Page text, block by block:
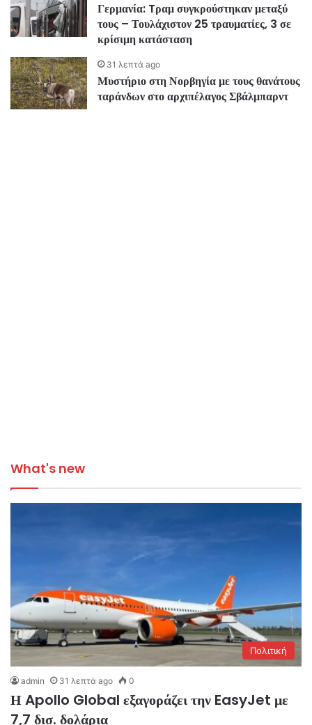
Γερμανία: Tραμ συγκρούστηκαν μεταξύ
τους – Τουλάχιστον 25 τραυματίες, 3 σε
κρίσιμη κατάσταση
31 λεπτά ago
Μυστήριο στη Νορβηγία με τους θανάτους
ταράνδων στο αρχιπέλαγος Σβάλμπαρντ
What's new
Πολιτική
admin 31 λεπτά ago 0
Η Apollo Global εξαγοράζει την EasyJet με
7,7 δισ. δολάρια